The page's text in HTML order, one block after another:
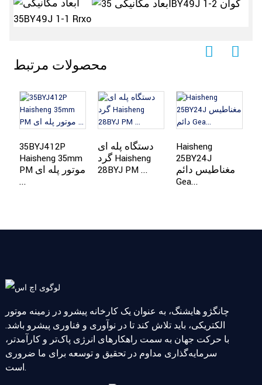
محصولات مرتبط
35BYJ412P
Haisheng 35mm
PM موتور پله ای
...
دستگاه پله ای
گرد Haisheng
28BYJ PM ...
Haisheng
25BY24J
مغناطیس دائم
Gea...
چانگژو هایشنگ، به عنوان یک کارخانه پیشرو در زمینه موتور
الکتریکی، باید تلاش کند تا در نوآوری و فناوری پیشرو باشد.
با حرکت جهان به سمت راهکارهای انرژی پاک‌تر و کارآمدتر،
سرمایه‌گذاری مداوم در تحقیق و توسعه برای ما ضروری
است.